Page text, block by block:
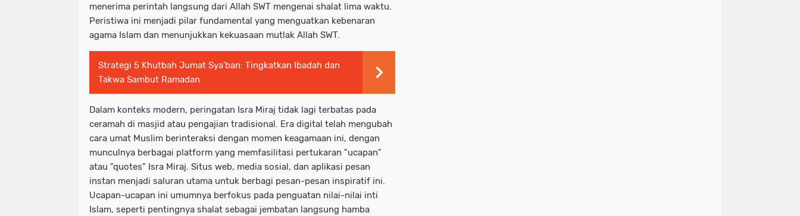
menerima perintah langsung dari Allah SWT mengenai shalat lima waktu.
Peristiwa ini menjadi pilar fundamental yang menguatkan kebenaran
agama Islam dan menunjukkan kekuasaan mutlak Allah SWT.
Strategi 5 Khutbah Jumat Sya'ban: Tingkatkan Ibadah dan
Takwa Sambut Ramadan
Dalam konteks modern, peringatan Isra Miraj tidak lagi terbatas pada
ceramah di masjid atau pengajian tradisional. Era digital telah mengubah
cara umat Muslim berinteraksi dengan momen keagamaan ini, dengan
munculnya berbagai platform yang memfasilitasi pertukaran "ucapan"
atau "quotes" Isra Miraj. Situs web, media sosial, dan aplikasi pesan
instan menjadi saluran utama untuk berbagi pesan-pesan inspiratif ini.
Ucapan-ucapan ini umumnya berfokus pada penguatan nilai-nilai inti
Islam, seperti pentingnya shalat sebagai jembatan langsung hamba